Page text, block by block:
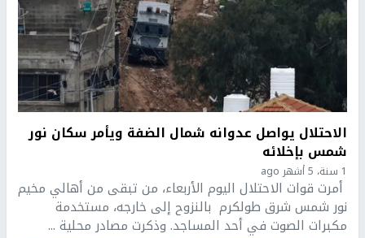
الاحتلال يواصل عدوانه شمال الضفة ويأمر سكان نور
شمس بإخلائه
1 سنة، 5 أشهر ago
أمرت قوات الاحتلال اليوم الأربعاء، من تبقى من أهالي مخيم
نور شمس شرق طولكرم بالنزوح إلى خارجه، مستخدمة
مكبرات الصوت في أحد المساجد. وذكرت مصادر محلية ...